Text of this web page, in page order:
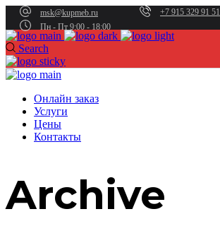
msk@kupmeb.ru
+7 915 329 91 51
Пн - Пт 9:00 - 18:00
Search
Онлайн заказ
Услуги
Цены
Контакты
Archive